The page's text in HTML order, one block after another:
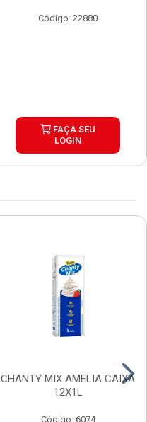
Código: 22880
FAÇA SEU
LOGIN
CHANTY MIX AMELIA CAIXA
12X1L
Código: 6074